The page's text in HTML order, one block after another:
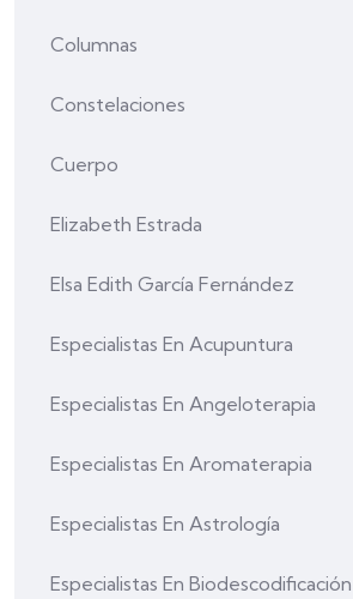
Columnas
Constelaciones
Cuerpo
Elizabeth Estrada
Elsa Edith García Fernández
Especialistas En Acupuntura
Especialistas En Angeloterapia
Especialistas En Aromaterapia
Especialistas En Astrología
Especialistas En Biodescodificación